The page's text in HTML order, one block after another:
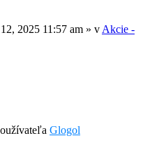
2025 11:57 am » vAkcie -
Glogol